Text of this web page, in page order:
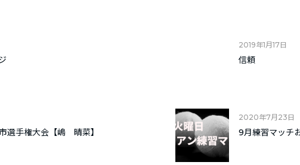
2019年1月17日
信頼
選手権大会【嶋 晴菜】
2020年7月23日
9月練習マッチ